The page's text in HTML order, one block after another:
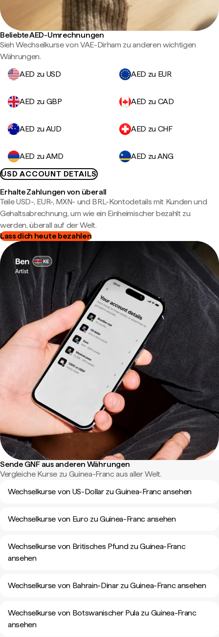
Beliebte AED-Umrechnungen
Sieh Wechselkurse von VAE-Dirham zu anderen wichtigen
Währungen.
AED zu USD
AED zu EUR
AED zu GBP AED zu CAD
AED zu AUD AED zu CHF
AED zu AMD
AED zu ANG
USD ACCOUNT DETAILS
Erhalte Zahlungen von überall
Teile USD-, EUR-, MXN- und BRL-Kontodetails mit Kunden und
Gehaltsabrechnung, um wie ein Einheimischer bezahlt zu
werden, überall auf der Welt.
Lass dich heute bezahlen
Sende GNF aus anderen Währungen
Vergleiche Kurse zu Guinea-Franc aus aller Welt.
Wechselkurse von US-Dollar zu Guinea-Franc ansehen
Wechselkurse von Euro zu Guinea-Franc ansehen
Wechselkurse von Britisches Pfund zu Guinea-Franc
ansehen
Wechselkurse von Bahrain-Dinar zu Guinea-Franc ansehen
Wechselkurse von Botswanischer Pula zu Guinea-Franc
ansehen